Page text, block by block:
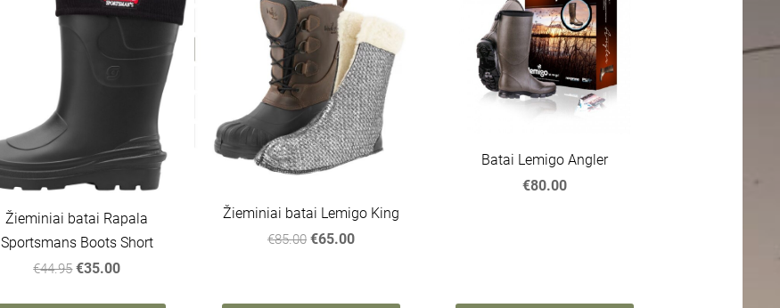
Žieminiai batai Rapala
Sportsmans Boots Short
€44.95 €35.00
Žieminiai batai Lemigo King
€85.00 €65.00
Batai Lemigo Angler
€80.00